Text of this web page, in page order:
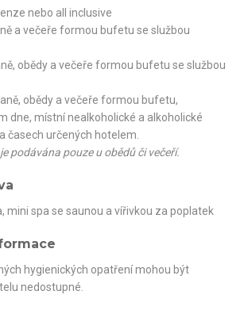
nebo all inclusive
a večeře formou bufetu se službou
obědy a večeře formou bufetu se službou
obědy a večeře formou bufetu,
dne, místní nealkoholické a alkoholické
časech určených hotelem.
podávána pouze u obědů či večeří.
mini spa se saunou a vířivkou za poplatek
hygienických opatření mohou být
nedostupné.